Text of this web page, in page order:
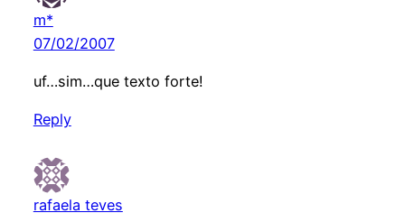
m*
07/02/2007
uf…sim…que texto forte!
Reply
rafaela teves